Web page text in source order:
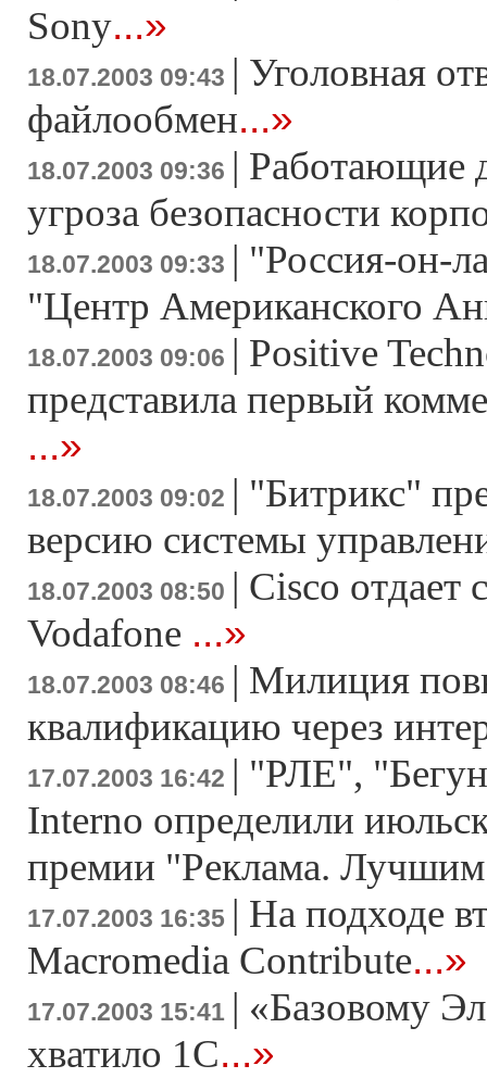
Sony...»
18.07.2003 09:43 | Уголовная
файлообмен...»
18.07.2003 09:36 | Работающие
угроза безопасности
18.07.2003 09:33 | "Россия-он-
"Центр Американского
18.07.2003 09:06 | Positive
представила первый
...»
18.07.2003 09:02 | "Битрикс"
версию системы
18.07.2003 08:50 | Cisco отдает
Vodafone ...»
18.07.2003 08:46 | Милиция
квалификацию через
17.07.2003 16:42 | "РЛЕ",
Interno определили
премии "Реклама.
17.07.2003 16:35 | На подходе
Macromedia Contribute...»
17.07.2003 15:41 | «Базовому
хватило 1С...»